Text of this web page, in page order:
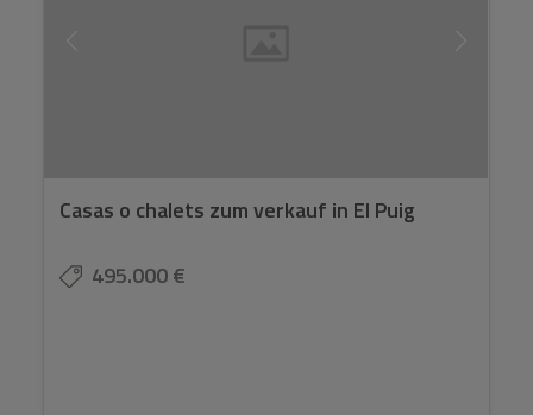
Casas o chalets zum verkauf in El Puig
495.000 €